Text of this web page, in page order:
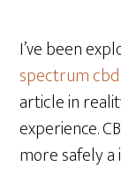
I’ve been
spectrum
article in
experience.
more safely